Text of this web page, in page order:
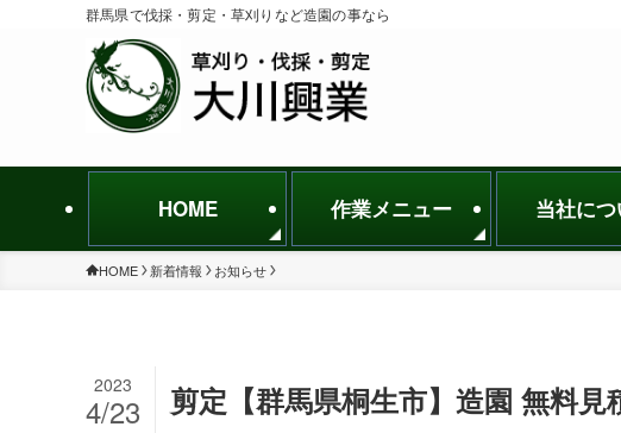
群馬県で伐採・剪定・草刈りなど造園の事なら
HOME 作業メニュー 当社に
HOME 新着情報 お知らせ
剪定【群馬県桐生市】造園 無料
2023
4/23